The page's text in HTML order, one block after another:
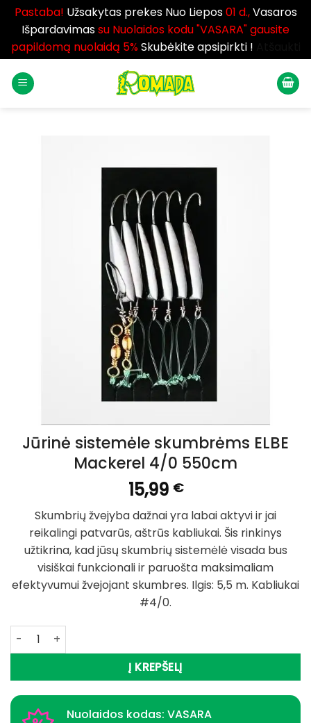
Pastaba! Užsakytas prekes Nuo Liepos01 d.,Vasaros
Išpardavimassu Nuolaidos kodu "VASARA" gausite
papildomą nuolaidą 5%Skubėkite apsipirkti !
Jūrinė sistemėle skumbrėms ELBE
Mackerel 4/0 550cm
15,99 €
Skumbrių žvejyba dažnai yra labai aktyvi ir jai
reikalingi patvarūs, aštrūs kabliukai. Šis rinkinys
užtikrina, kad jūsų skumbrių sistemėlė visada bus
visiškai funkcionali ir paruošta maksimaliam
efektyvumui žvejojant skumbres. Ilgis: 5,5 m. Kabliukai
#4/0.
produkto kiekis: Jūrinė sistemėle skumbrėms ELBE
Į KREPŠELĮ
Nuolaidos kodas: VASARA